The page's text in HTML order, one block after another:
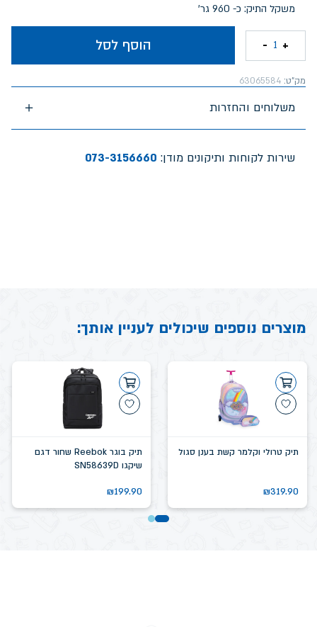
משקל התיק: כ- 960 גר'
הוסף לסל +
1
-
מק"ט: 63065584
משלוחים והחזרות
שירות לקוחות ותיקונים מודן: 073-3156660
מוצרים נוספים שיכולים לעניין אותך:
תיק טרולי וקלמר קשת בענן סגול
₪319.90
תיק בוגר Reebok שחור דגם
שיקגו SN58639D
₪199.90